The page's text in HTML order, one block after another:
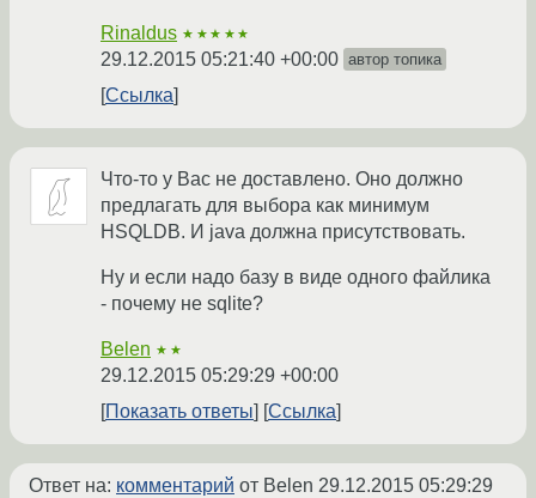
Rinaldus ★★★★★
29.12.2015 05:21:40 +00:00 автор топика
Ссылка
Что-то у Вас не доставлено. Оно должно
предлагать для выбора как минимум
HSQLDB. И java должна присутствовать.
Ну и если надо базу в виде одного файлика
- почему не sqlite?
Belen ★★
29.12.2015 05:29:29 +00:00
Показать ответы
Ссылка
Ответ на: комментарий от Belen 29.12.2015 05:29:29